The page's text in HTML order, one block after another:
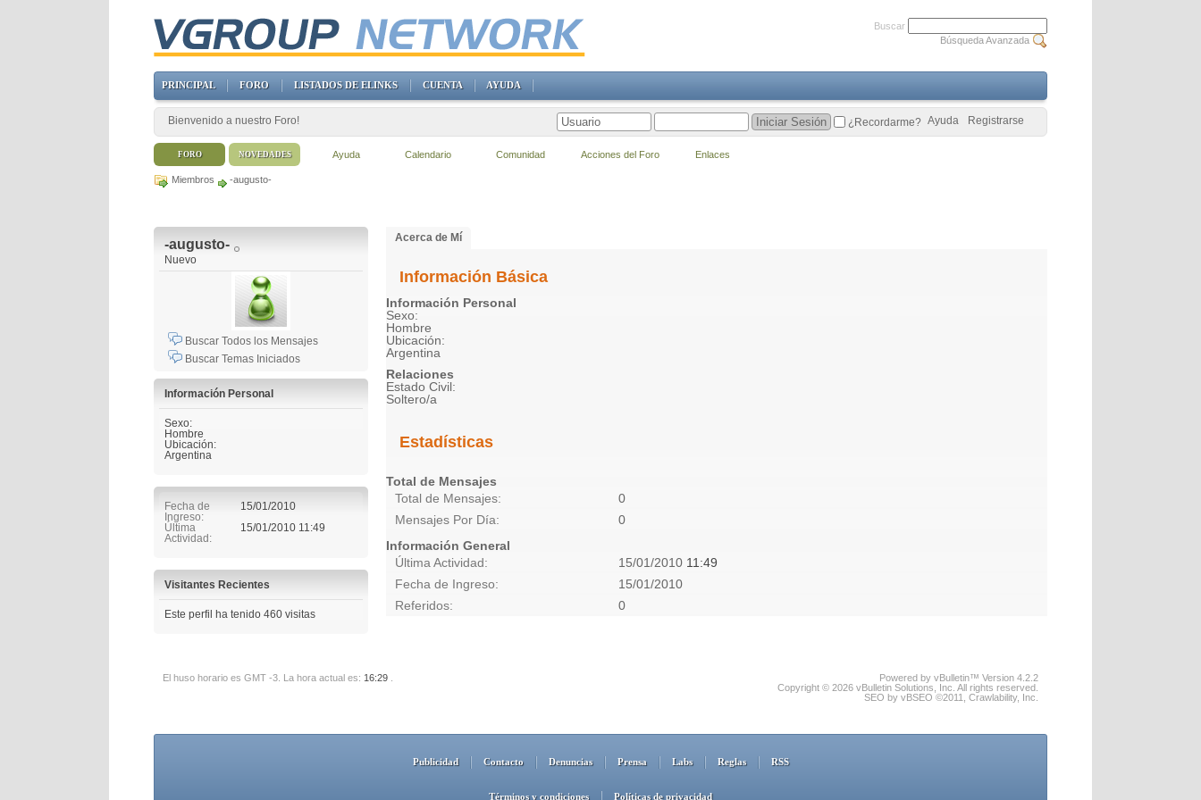
Miembros -augusto-
-augusto-
Nuevo
Buscar Todos los Mensajes
Buscar Temas Iniciados
Información Personal
Sexo:
Hombre
Ubicación:
Argentina
Fecha de
Ingreso
15/01/2010
Última
Actividad
15/01/2010 11:49
Visitantes Recientes
Este perfil ha tenido 460 visitas
Acerca de Mí
Información Básica
Información Personal
Sexo:
Hombre
Ubicación:
Argentina
Relaciones
Estado Civil:
Soltero/a
Estadísticas
Total de Mensajes
Total de Mensajes
0
Mensajes Por Día
0
Información General
Última Actividad
15/01/2010 11:49
Fecha de Ingreso
15/01/2010
Referidos
0
El huso horario es GMT -3. La hora actual es: 16:29
Powered by vBulletin™ Version 4.2.2
Copyright © 2026 vBulletin Solutions, Inc. All rights reserved.
SEO by vBSEO ©2011, Crawlability, Inc.
Publicidad Contacto Denuncias Prensa Labs Reglas RSS
Términos y condiciones Políticas de privacidad
Buscar
Búsqueda Avanzada
PRINCIPAL FORO LISTADOS DE ELINKS CUENTA AYUDA
Bienvenido a nuestro Foro! Registrarse
Ayuda
¿Recordarme?
FORO Ayuda Calendario Comunidad Acciones del Foro Enlaces
NOVEDADES